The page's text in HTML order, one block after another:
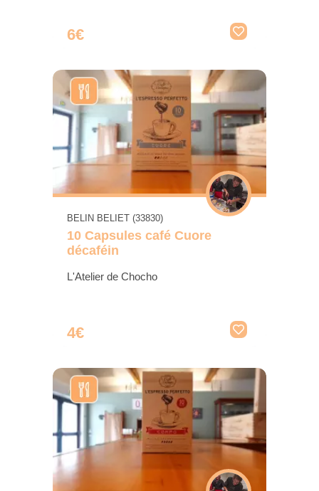
6€
BELIN BELIET (33830)
10 Capsules café Cuore
décaféin
L'Atelier de Chocho
4€